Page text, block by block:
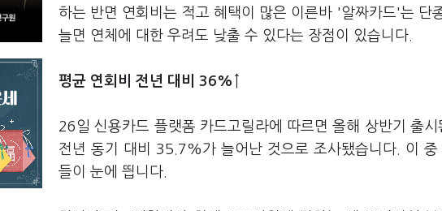
하는 반면 연회비는 적고 혜택이 많은 이른바 '알짜카드'는 단
늘면 연체에 대한 우려도 낮출 수 있다는 장점이 있습니다.
평균 연회비 전년 대비 36%↑
26일 신용카드 플랫폼 카드고릴라에 따르면 올해 상반기 출
전년 동기 대비 35.7%가 늘어난 것으로 조사됐습니다. 이
들이 눈에 띕니다.